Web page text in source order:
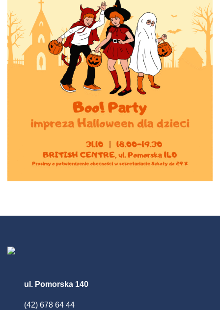
ul. Pomorska 140
(42) 678 64 44